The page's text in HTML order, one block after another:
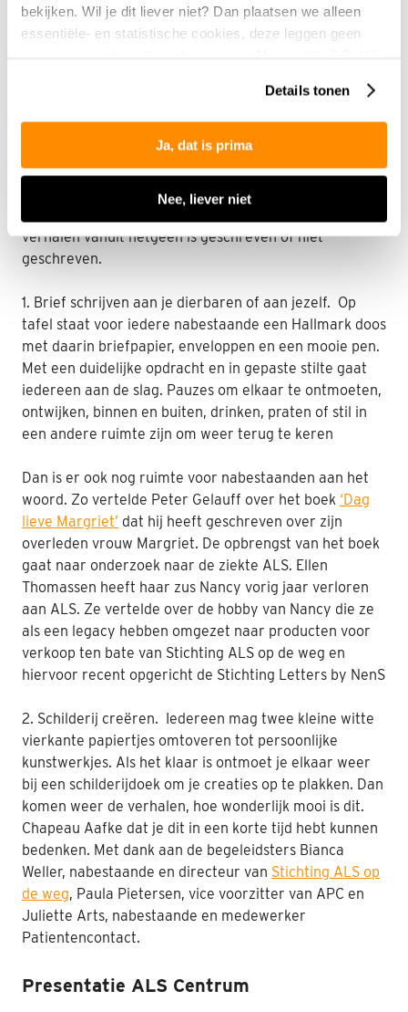
bekijken. Wil je dit liever niet? Dan plaatsen we alleen
essentiële- en statistische cookies, deze leggen geen
Details tonen
Ja, dat is prima
Nee, liever niet
Halma als ritueelbegeleider uit wat de bedoeling is van
de twee workshops. Best spannend want ze zijn op
generaties, die elkaar met een half woord als geen
onmacht naar kracht, negatief naar positief waar
beide gevoelens kunnen bestaan, waar je mee om kunt
leren gaan. De sfeer is adembenemend en heel
verrassend. In de stilte voel je dat de wederzijdse
verhalen vanuit hetgeen is geschreven of niet
geschreven.
1. Brief schrijven aan je dierbaren of aan jezelf. Op
tafel staat voor iedere nabestaande een Hallmark doos
met daarin briefpapier, enveloppen en een mooie pen.
Met een duidelijke opdracht en in gepaste stilte gaat
iedereen aan de slag. Pauzes om elkaar te ontmoeten,
ontwijken, binnen en buiten, drinken, praten of stil in
een andere ruimte zijn om weer terug te keren
Dan is er ook nog ruimte voor nabestaanden aan het
woord. Zo vertelde Peter Gelauff over het boek ‘Dag
lieve Margriet’ dat hij heeft geschreven over zijn
overleden vrouw Margriet. De opbrengst van het boek
gaat naar onderzoek naar de ziekte ALS. Ellen
Thomassen heeft haar zus Nancy vorig jaar verloren
aan ALS. Ze vertelde over de hobby van Nancy die ze
als een legacy hebben omgezet naar producten voor
verkoop ten bate van Stichting ALS op de weg en
hiervoor recent opgericht de Stichting Letters by NenS
2. Schilderij creëren. Iedereen mag twee kleine witte
vierkante papiertjes omtoveren tot persoonlijke
kunstwerkjes. Als het klaar is ontmoet je elkaar weer
bij een schilderijdoek om je creaties op te plakken. Dan
komen weer de verhalen, hoe wonderlijk mooi is dit.
Chapeau Aafke dat je dit in een korte tijd hebt kunnen
bedenken. Met dank aan de begeleidsters Bianca
Weller, nabestaande en directeur van Stichting ALS op
de weg, Paula Pietersen, vice voorzitter van APC en
Juliette Arts, nabestaande en medewerker
Patientencontact.
Presentatie ALS Centrum